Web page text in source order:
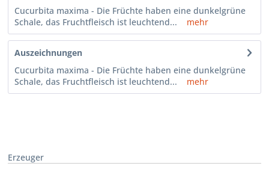
Cucurbita maxima - Die Früchte haben eine dunkelgrüne
Schale, das Fruchtfleisch ist leuchtend...
mehr
Auszeichnungen
Cucurbita maxima - Die Früchte haben eine dunkelgrüne
Schale, das Fruchtfleisch ist leuchtend...
mehr
Erzeuger